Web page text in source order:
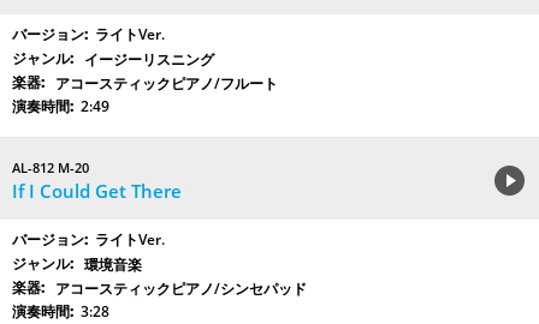
ライトVer.
イージーリスニング
アコースティックピアノ/フルート
2:49
AL-812 M-20
If I Could Get There
ライトVer.
環境音楽
アコースティックピアノ/シンセパッド
3:28